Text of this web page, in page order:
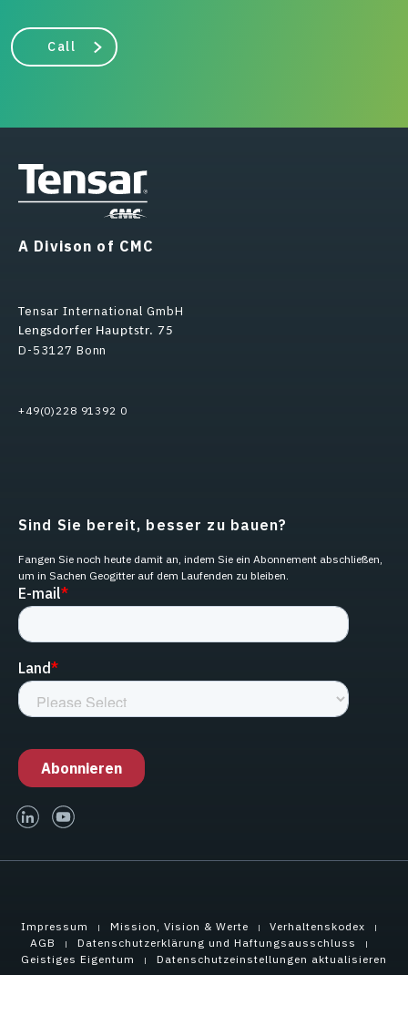
Call
A Divison of CMC
Tensar International GmbH
Lengsdorfer Hauptstr. 75
D-53127 Bonn
+49(0)228 91392 0
Sind Sie bereit, besser zu bauen?
Fangen Sie noch heute damit an, indem Sie ein Abonnement abschließen,
um in Sachen Geogitter auf dem Laufenden zu bleiben.
linked-inyoutube
Impressum Mission, Vision & Werte
Verhaltenskodex
AGB
Datenschutzerklärung und Haftungsausschluss
Geistiges Eigentum
Datenschutzeinstellungen aktualisieren